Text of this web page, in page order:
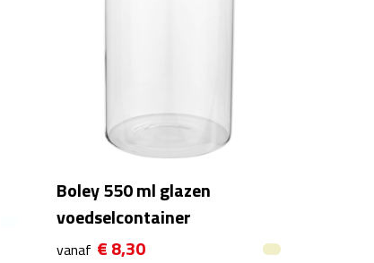
Boley 550 ml glazen
voedselcontainer
vanaf € 8,30